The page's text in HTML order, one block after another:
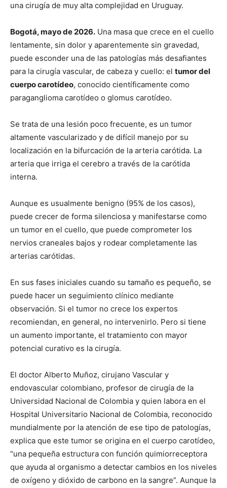
una cirugía de muy alta complejidad en Uruguay.
Bogotá, mayo de 2026. Una masa que crece en el cuello
lentamente, sin dolor y aparentemente sin gravedad,
puede esconder una de las patologías más desafiantes
para la cirugía vascular, de cabeza y cuello: el tumor del
cuerpo carotídeo, conocido científicamente como
paraganglioma carotídeo o glomus carotídeo.
Se trata de una lesión poco frecuente, es un tumor
altamente vascularizado y de difícil manejo por su
localización en la bifurcación de la arteria carótida. La
arteria que irriga el cerebro a través de la carótida
interna.
Aunque es usualmente benigno (95% de los casos),
puede crecer de forma silenciosa y manifestarse como
un tumor en el cuello, que puede comprometer los
nervios craneales bajos y rodear completamente las
arterias carótidas.
En sus fases iniciales cuando su tamaño es pequeño, se
puede hacer un seguimiento clínico mediante
observación. Si el tumor no crece los expertos
recomiendan, en general, no intervenirlo. Pero si tiene
un aumento importante, el tratamiento con mayor
potencial curativo es la cirugía.
El doctor Alberto Muñoz, cirujano Vascular y
endovascular colombiano, profesor de cirugía de la
Universidad Nacional de Colombia y quien labora en el
Hospital Universitario Nacional de Colombia, reconocido
mundialmente por la atención de ese tipo de patologías,
explica que este tumor se origina en el cuerpo carotídeo,
“una pequeña estructura con función quimiorreceptora
que ayuda al organismo a detectar cambios en los niveles
de oxígeno y dióxido de carbono en la sangre”. Aunque la